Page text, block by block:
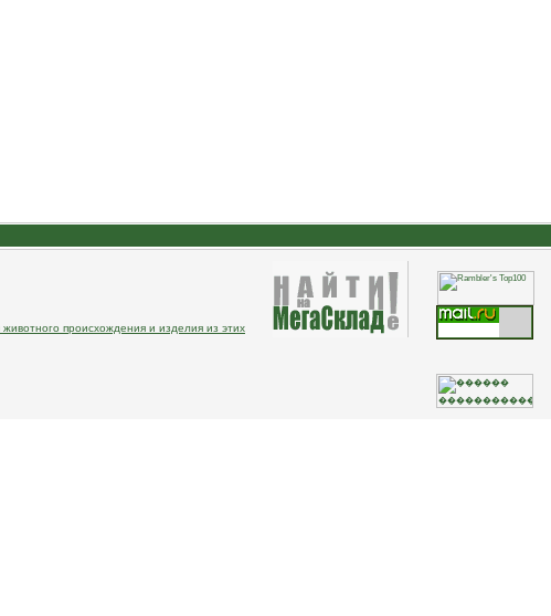
происхождения и изделия из этих